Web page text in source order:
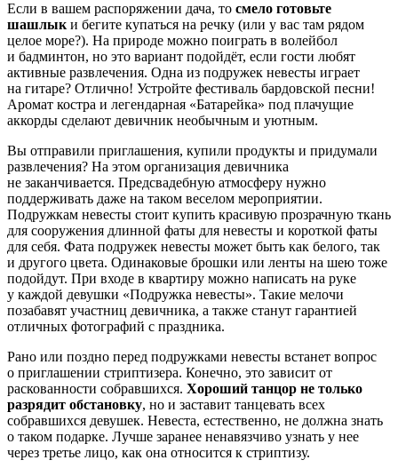
Если в вашем распоряжении дача, то смело готовьте
шашлык и бегите купаться на речку (или у вас там рядом
целое море?). На природе можно поиграть в волейбол
и бадминтон, но это вариант подойдёт, если гости любят
активные развлечения. Одна из подружек невесты играет
на гитаре? Отлично! Устройте фестиваль бардовской песни!
Аромат костра и легендарная «Батарейка» под плачущие
аккорды сделают девичник необычным и уютным.
Вы отправили приглашения, купили продукты и придумали
развлечения? На этом организация девичника
не заканчивается. Предсвадебную атмосферу нужно
поддерживать даже на таком веселом мероприятии.
Подружкам невесты стоит купить красивую прозрачную ткань
для сооружения длинной фаты для невесты и короткой фаты
для себя. Фата подружек невесты может быть как белого, так
и другого цвета. Одинаковые брошки или ленты на шею тоже
подойдут. При входе в квартиру можно написать на руке
у каждой девушки «Подружка невесты». Такие мелочи
позабавят участниц девичника, а также станут гарантией
отличных фотографий с праздника.
Рано или поздно перед подружками невесты встанет вопрос
о приглашении стриптизера. Конечно, это зависит от
раскованности собравшихся. Хороший танцор не только
разрядит обстановку, но и заставит танцевать всех
собравшихся девушек. Невеста, естественно, не должна знать
о таком подарке. Лучше заранее ненавязчиво узнать у нее
через третье лицо, как она относится к стриптизу.